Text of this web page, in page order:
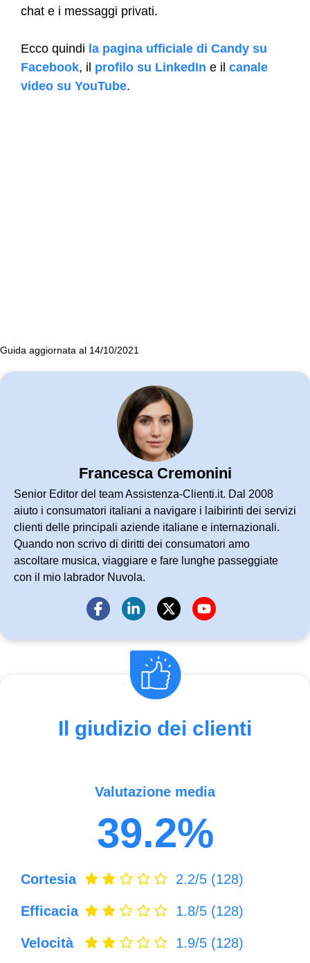
chat e i messaggi privati.
Ecco quindi la pagina ufficiale di Candy su
Facebook, il profilo su LinkedIn e il canale
video su YouTube.
Guida aggiornata al 14/10/2021
Francesca Cremonini
Senior Editor del team Assistenza-Clienti.it. Dal 2008
aiuto i consumatori italiani a navigare i laibirinti dei servizi
clienti delle principali aziende italiane e internazionali.
Quando non scrivo di diritti dei consumatori amo
ascoltare musica, viaggiare e fare lunghe passeggiate
con il mio labrador Nuvola.
Il giudizio dei clienti
Valutazione media
39.2%
Cortesia 2.2/5 (128)
Efficacia 1.8/5 (128)
Velocità 1.9/5 (128)